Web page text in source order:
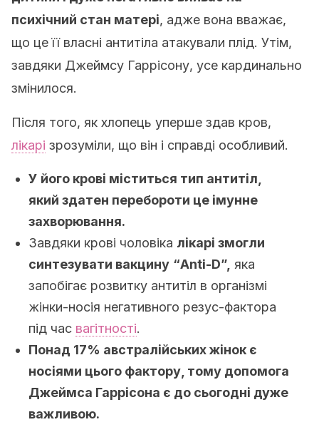
психічний стан матері, адже вона вважає,
що це її власні антитіла атакували плід. Утім,
завдяки Джеймсу Гаррісону, усе кардинально
змінилося.
Після того, як хлопець уперше здав кров,
лікарі зрозуміли, що він і справді особливий.
У його крові міститься тип антитіл,
який здатен перебороти це імунне
захворювання.
Завдяки крові чоловіка лікарі змогли
синтезувати вакцину “Anti-D”, яка
запобігає розвитку антитіл в організмі
жінки-носія негативного резус-фактора
під час вагітності.
Понад 17% австралійських жінок є
носіями цього фактору, тому допомога
Джеймса Гаррісона є до сьогодні дуже
важливою.